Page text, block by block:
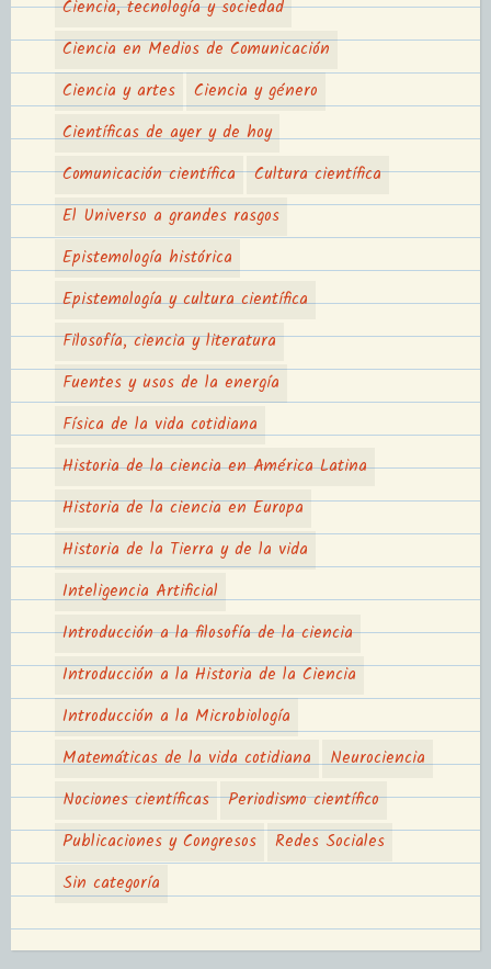
Ciencia, tecnología y sociedad
Ciencia en Medios de Comunicación
Ciencia y artes
Ciencia y género
Científicas de ayer y de hoy
Comunicación científica
Cultura científica
El Universo a grandes rasgos
Epistemología histórica
Epistemología y cultura científica
Filosofía, ciencia y literatura
Fuentes y usos de la energía
Física de la vida cotidiana
Historia de la ciencia en América Latina
Historia de la ciencia en Europa
Historia de la Tierra y de la vida
Inteligencia Artificial
Introducción a la filosofía de la ciencia
Introducción a la Historia de la Ciencia
Introducción a la Microbiología
Matemáticas de la vida cotidiana
Neurociencia
Nociones científicas
Periodismo científico
Publicaciones y Congresos
Redes Sociales
Sin categoría